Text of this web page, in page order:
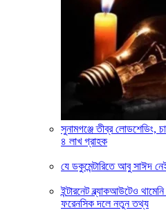
সুনামগঞ্জে তীব্র লোডশেডিং,
৪ লাখ গ্রাহক
যে ডকুমেন্টারিতে আবু সাঈদ
ইন্টারনেট ব্ল্যাকআউটেও
ফরেনসিক দলে নতুন তথ্য